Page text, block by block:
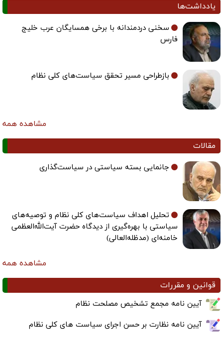
یادداشت‌ها
سخنی دردمندانه با برخی همسایگان عرب خلیج
فارس
بازطراحی مسیر تحقق سیاست‌های کلی نظام
مشاهده همه
مقالات
جانمایی بسته سیاستی در سیاست‌گذاری
تحلیل اهداف سیاست‌های کلی نظام و توصیه‌های
سیاستی با بهره‌گیری از دیدگاه حضرت آیت‌الله‌العظمی
خامنه‌ای (مدظله‌العالی)
مشاهده همه
قوانین و مقررات
آیین نامه مجمع تشخیص مصلحت نظام
آیین نامه نظارت بر حسن اجرای سیاست های کلی نظام